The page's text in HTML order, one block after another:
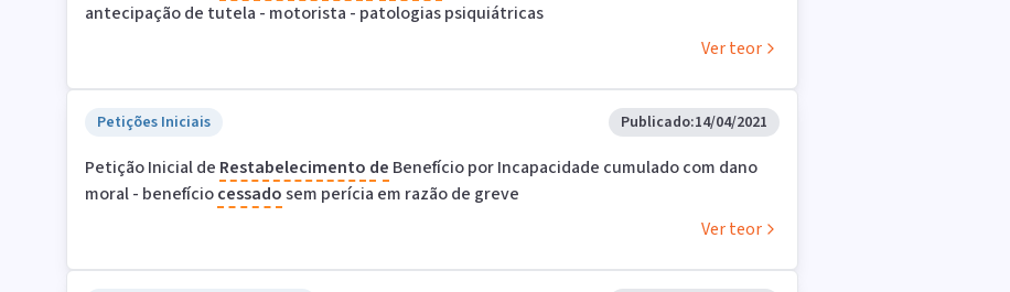
antecipação de tutela - motorista - patologias psiquiátricas
Ver teor
Petições Iniciais Publicado:14/04/2021
Petição Inicial de Restabelecimento de Benefício por Incapacidade cumulado com dano
moral - benefíciocessadosem perícia em razão de greve
Ver teor